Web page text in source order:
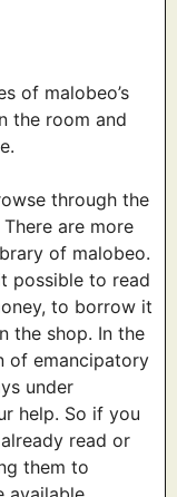
of malobeo’s
the room and
through the
are more
of malobeo.
possible to read
to borrow it
the shop. In the
of emancipatory
under
help. So if you
read or
them to